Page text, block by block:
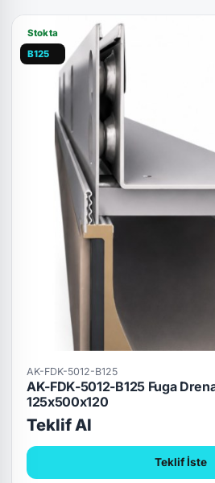
Stokta
B125
AK-FDK-5012-B125
AK-FDK-5012-B125 Fuga
125x500x120
Teklif Al
Teklif İste